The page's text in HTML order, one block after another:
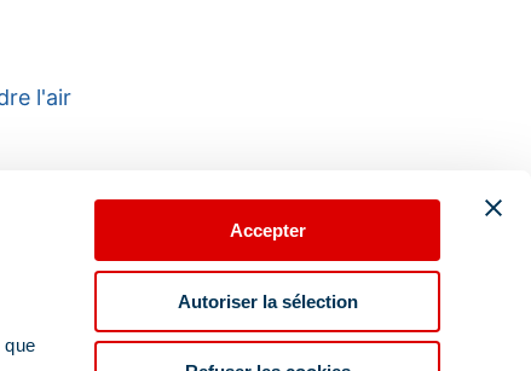
Accepter
Autoriser la sélection
l'air